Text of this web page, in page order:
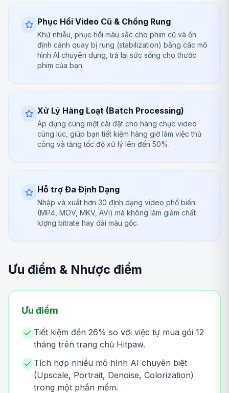
Phục Hồi Video Cũ & Chống Rung
Khử nhiễu, phục hồi màu sắc cho phim cũ và ổn
định cảnh quay bị rung (stabilization) bằng các mô
hình AI chuyên dụng, trả lại sức sống cho thước
phim của bạn.
Xử Lý Hàng Loạt (Batch Processing)
Áp dụng cùng một cài đặt cho hàng chục video
cùng lúc, giúp bạn tiết kiệm hàng giờ làm việc thủ
công và tăng tốc độ xử lý lên đến 50%.
Hỗ trợ Đa Định Dạng
Nhập và xuất hơn 30 định dạng video phổ biến
(MP4, MOV, MKV, AVI) mà không làm giảm chất
lượng bitrate hay dải màu gốc.
Ưu điểm & Nhược điểm
Ưu điểm
Tiết kiệm đến 26% so với việc tự mua gói 12
tháng trên trang chủ Hitpaw.
Tích hợp nhiều mô hình AI chuyên biệt
(Upscale, Portrait, Denoise, Colorization)
trong một phần mềm.